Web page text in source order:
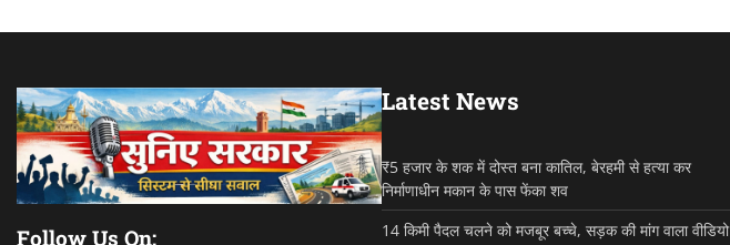
Follow Us On:
Latest News
₹5 हजार के शक में दोस्त बना कातिल, बेरहमी से हत्या कर
निर्माणाधीन मकान के पास फेंका शव
14 किमी पैदल चलने को मजबूर बच्चे, सड़क की मांग वाला वीडियो